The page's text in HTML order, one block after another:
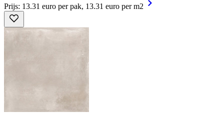
Prijs: 13.31 euro per pak, 13.31 euro per m2